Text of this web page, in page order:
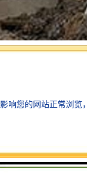
观。市政工
或按规定使用
放、堆卸建